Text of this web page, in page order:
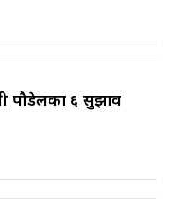
पौडेलका ६ सुझाव